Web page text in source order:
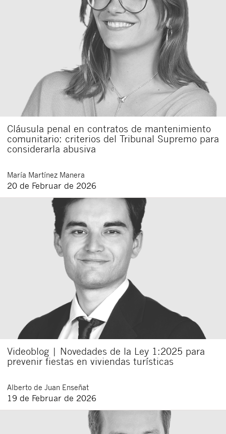
Cláusula penal en contratos de mantenimiento
comunitario: criterios del Tribunal Supremo para
considerarla abusiva
María Martínez Manera
20 de Februar de 2026
Videoblog | Novedades de la Ley 1:2025 para
prevenir fiestas en viviendas turísticas
Alberto de Juan Enseñat
19 de Februar de 2026